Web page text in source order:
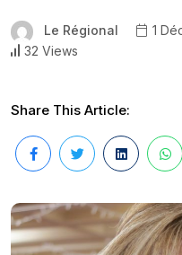
Le Régional 1
32 Views
Share This Article: